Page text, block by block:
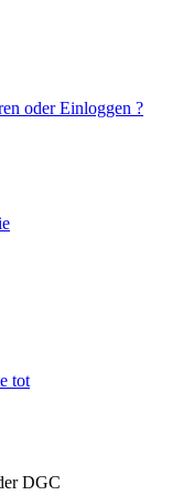
oder Einloggen ?
tot
DGC